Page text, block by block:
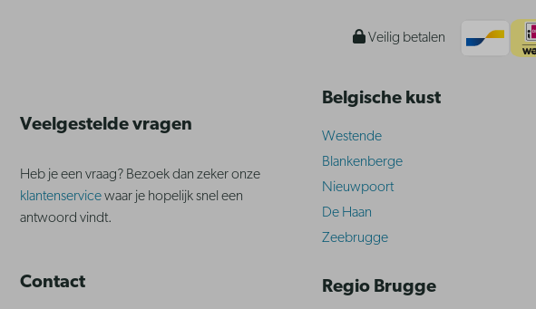
Veilig betalen
Veelgestelde vragen
Heb je een vraag? Bezoek dan zeker onze
klantenservicewaar je hopelijk snel een
antwoord vindt.
Contact
Belgische kust
Westende
Blankenberge
Nieuwpoort
De Haan
Zeebrugge
Regio Brugge